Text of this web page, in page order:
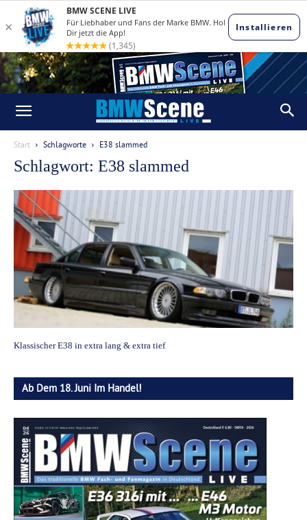
Start Schlagworte E38 slammed
Schlagwort: E38 slammed
Klassischer E38 in extra lang & extra tief
Ab Dem 18. Juni Im Handel!